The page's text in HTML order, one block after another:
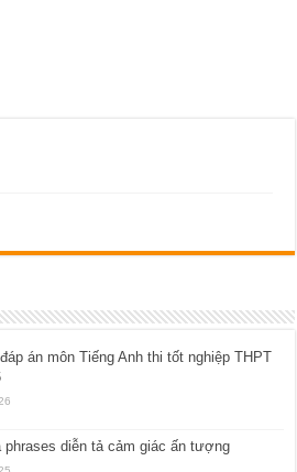
án môn Tiếng Anh thi tốt nghiệp THPT
phrases diễn tả cảm giác ấn tượng